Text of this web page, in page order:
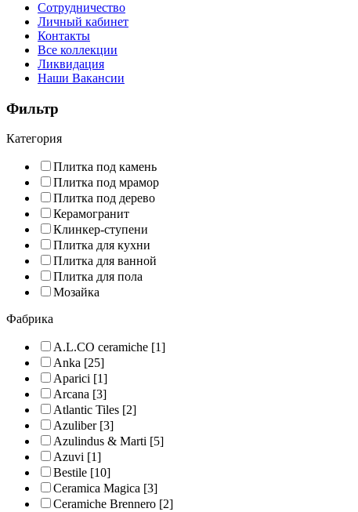
Сотрудничество
Личный кабинет
Контакты
Все коллекции
Ликвидация
Наши Вакансии
Фильтр
Категория
Плитка под камень
Плитка под мрамор
Плитка под дерево
Керамогранит
Клинкер-ступени
Плитка для кухни
Плитка для ванной
Плитка для пола
Мозайка
Фабрика
A.L.CO ceramiche [1]
Anka [25]
Aparici [1]
Arcana [3]
Atlantic Tiles [2]
Azuliber[3]
Azulindus & Marti [5]
Azuvi [1]
Bestile [10]
Ceramica Magica [3]
Ceramiche Brennero [2]